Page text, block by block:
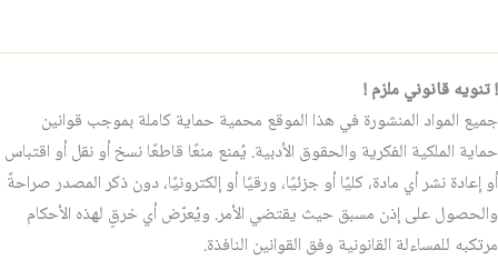
! تنويه قانوني ملزم !
جميع المواد المنشورة في هذا الموقع محمية حماية كاملة بموجب قوانين
حماية الملكية الفكرية والحقوق الأدبية. يُمنع منعًا قاطعًا نسخ أو نقل أو اقتباس
أو إعادة نشر أي مادة، كليًا أو جزئيًا، ورقيًا أو إلكترونيًا، دون ذكر المصدر صراحةً
والحصول على إذن مسبق حيث يقتضي الأمر. ويُعرّض أي خرقٍ لهذه الأحكام
مرتكبه للمساءلة القانونية وفق القوانين النافذة.